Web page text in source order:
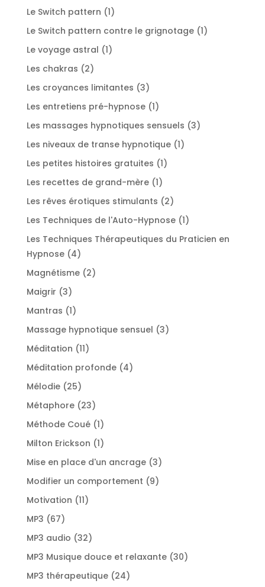
produits
Le Switch pattern 11
produit
Le Switch pattern contre le grignotage 11
Le voyage astral 11
Les chakras 22
produits
Les croyances limitantes 33
produits
Les entretiens pré-hypnose 11
produit
Les massages hypnotiques sensuels 33
Les niveaux de transe hypnotique 11
Les petites histoires gratuites 11
Les recettes de grand-mère 11
produit
Les rêves érotiques stimulants 22
produits
Les Techniques de l'Auto-Hypnose 11
produit
Les Techniques Thérapeutiques du Praticien en
Hypnose
44
produits
Magnétisme 22
Maigrir 33
produits
Mantras 11
produit
Massage hypnotique sensuel 33
Méditation 1111
produits
Méditation profonde 44
Mélodie 2525
produits
Métaphore 2323
produits
Méthode Coué 11
produit
Milton Erickson 11
produit
Mise en place d'un ancrage 33
produits
Modifier un comportement 99
Motivation 1111
MP3 6767
produits
MP3 audio 3232
produits
MP3 Musique douce et relaxante 3030
MP3 thérapeutique 2424